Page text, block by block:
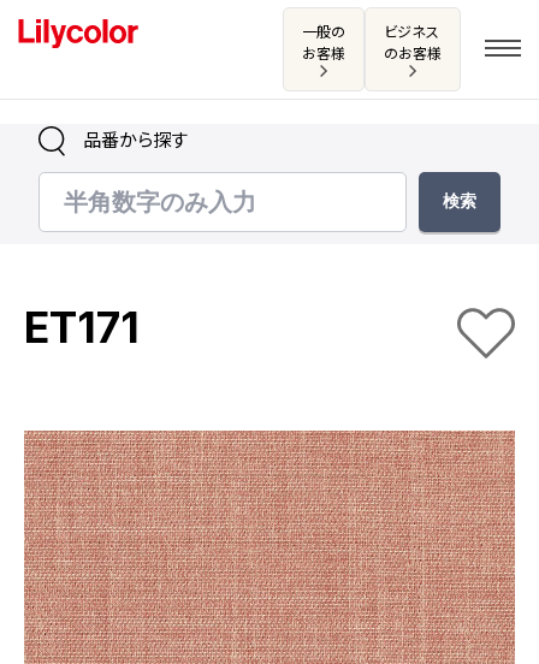
一般の
お客様
ビジネス
のお客様
ログイン・新規会員登録
お気に入り
商品を探す
商品を探す トップ
壁紙
カーテン
床材
ブランド・コレクション
カタログ一覧
カタログ一覧 トップ
壁紙
カーテン
施工事例
品番から探す
ET171